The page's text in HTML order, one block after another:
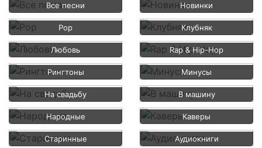
Все песни Новинки
Pop Клубняк
Любовь Rap & Hip-Hop
Рингтоны Минусы
На свадьбу В машину
Народные Каверы
Старинные Аудиокниги